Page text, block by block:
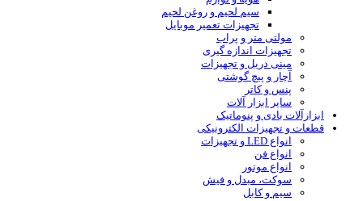
سیم لحیم و روغن لحیم
تجهیزات تعمیر موبایل
مولتی متر و پراب
تجهیزات اندازه گیری
مینی دریل و تجهیزات
آچار و پیچ گوشتی
پنس و کاتر
سایر ابزار آلات
ابزارآلات بادی و پنوماتیک
قطعات و تجهیزات الکترونیکی
انواع LED و تجهیزات
انواع فن
انواع موتور
سوکت، مبدل و فیش
سیم و کابل